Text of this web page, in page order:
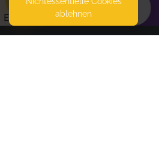
EVENTS
ablehnen